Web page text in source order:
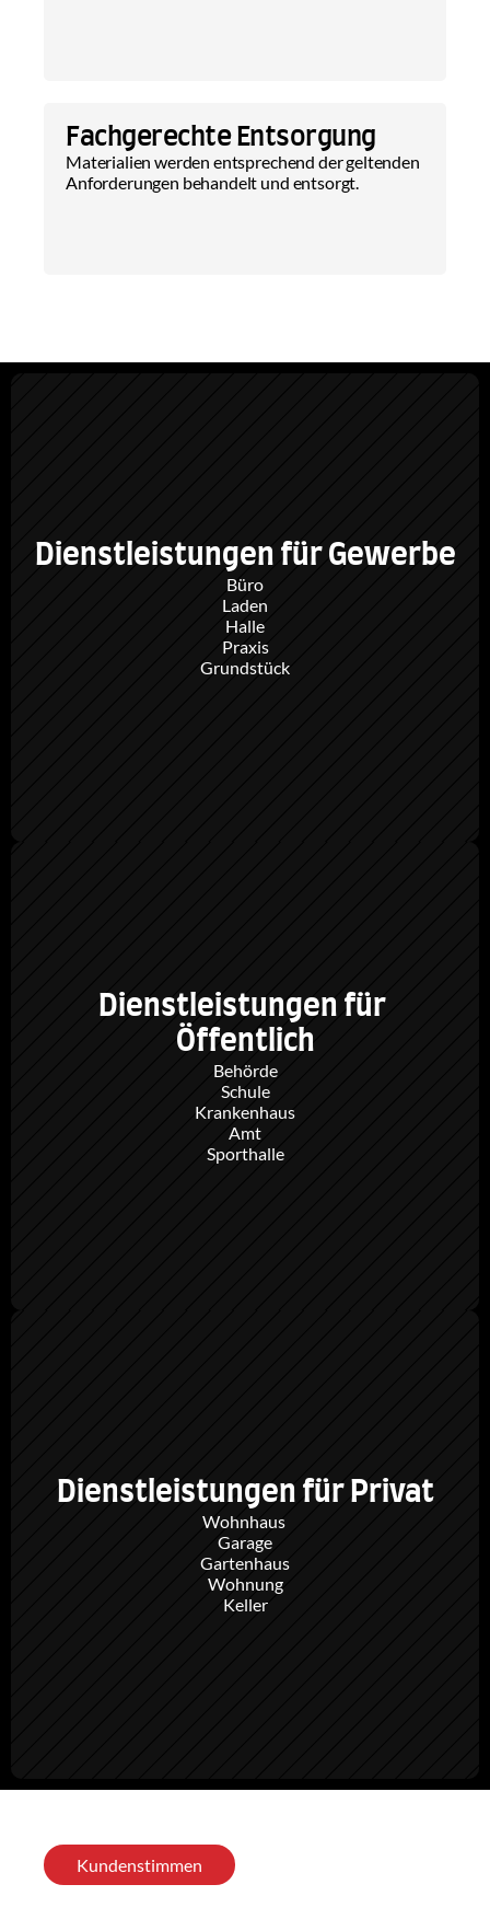
Fachgerechte Entsorgung
Materialien werden entsprechend der geltenden
Anforderungen behandelt und entsorgt.
Dienstleistungen für Gewerbe
Büro
Laden
Halle
Praxis
Grundstück
Dienstleistungen für
Öffentlich
Behörde
Schule
Krankenhaus
Amt
Sporthalle
Dienstleistungen für Privat
Wohnhaus
Garage
Gartenhaus
Wohnung
Keller
Kundenstimmen